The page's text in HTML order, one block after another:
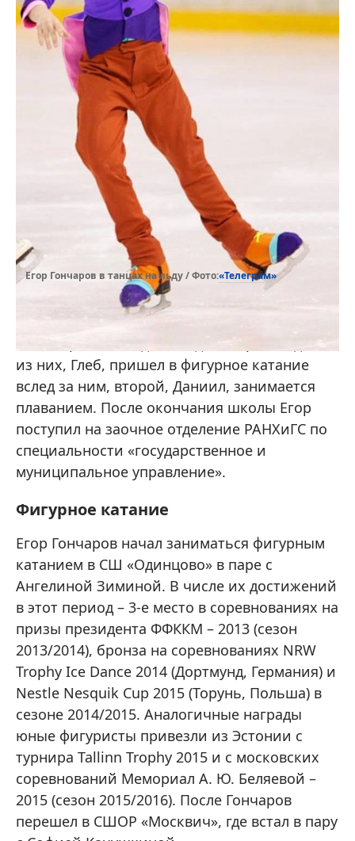
Егор Гончаров в танцах на льду / Фото:«Телеграм»
У Гончарова есть два младших брата, один
из них, Глеб, пришел в фигурное катание
вслед за ним, второй, Даниил, занимается
плаванием. После окончания школы Егор
поступил на заочное отделение РАНХиГС по
специальности «государственное и
муниципальное управление».
Фигурное катание
Егор Гончаров начал заниматься фигурным
катанием в СШ «Одинцово» в паре с
Ангелиной Зиминой. В числе их достижений
в этот период – 3-е место в соревнованиях на
призы президента ФФККМ – 2013 (сезон
2013/2014), бронза на соревнованиях NRW
Trophy Ice Dance 2014 (Дортмунд, Германия) и
Nestle Nesquik Cup 2015 (Торунь, Польша) в
сезоне 2014/2015. Аналогичные награды
юные фигуристы привезли из Эстонии с
турнира Tallinn Trophy 2015 и с московских
соревнований Мемориал А. Ю. Беляевой –
2015 (сезон 2015/2016). После Гончаров
перешел в СШОР «Москвич», где встал в пару